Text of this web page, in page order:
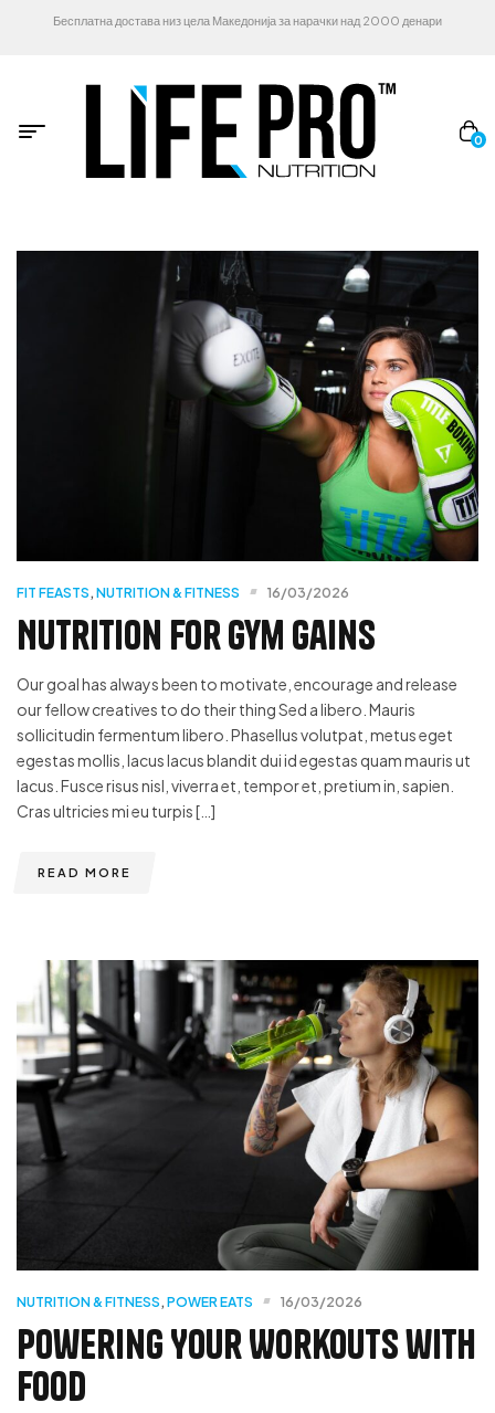
Бесплатна достава низ цела Македонија за нарачки над 2000 денари
0
FIT FEASTS, NUTRITION & FITNESS 16/03/2026
Nutrition for Gym Gains
Our goal has always been to motivate, encourage and release
our fellow creatives to do their thing Sed a libero. Mauris
sollicitudin fermentum libero. Phasellus volutpat, metus eget
egestas mollis, lacus lacus blandit dui id egestas quam mauris ut
lacus. Fusce risus nisl, viverra et, tempor et, pretium in, sapien.
Cras ultricies mi eu turpis […]
READ MORE
NUTRITION & FITNESS, POWER EATS 16/03/2026
Powering Your Workouts with
Food